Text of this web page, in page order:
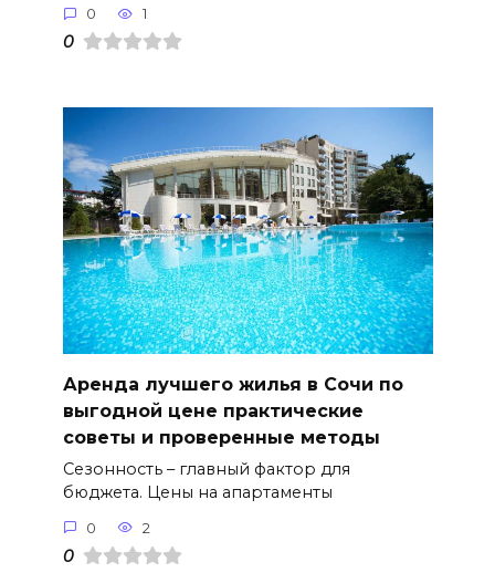
0 1
0
Аренда лучшего жилья в Сочи по
выгодной цене практические
советы и проверенные методы
Сезонность – главный фактор для
бюджета. Цены на апартаменты
0 2
0